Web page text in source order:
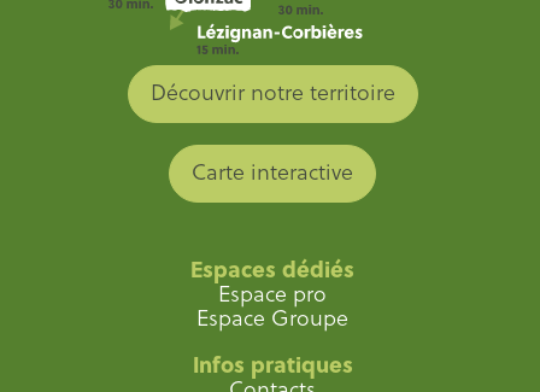
Découvrir notre territoire
Carte interactive
Espaces dédiés
Espace pro
Espace Groupe
Infos pratiques